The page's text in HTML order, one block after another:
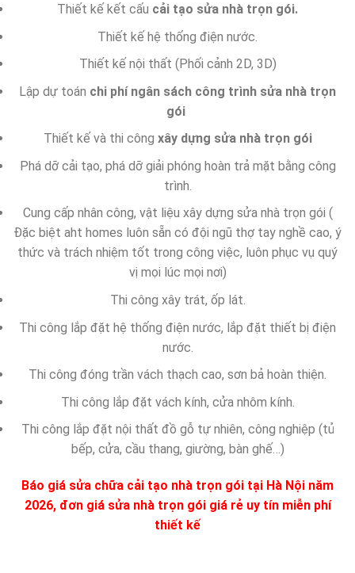
Thiết kế kết cấu cải tạo sửa nhà trọn gói.
Thiết kế hệ thống điện nước.
Thiết kế nội thất (Phối cảnh 2D, 3D)
Lập dự toán chi phí ngân sách công trình sửa nhà trọn
gói
Thiết kế và thi công xây dựng sửa nhà trọn gói
Phá dỡ cải tạo, phá dỡ giải phóng hoàn trả mặt bằng công
trình.
Cung cấp nhân công, vật liệu xây dựng sửa nhà trọn gói (
Đặc biệt aht homes luôn sẵn có đội ngũ thợ tay nghề cao, ý
thức và trách nhiệm tốt trong công việc, luôn phục vụ quý
vị mọi lúc mọi nơi)
Thi công xây trát, ốp lát.
Thi công lắp đặt hệ thống điện nước, lắp đặt thiết bị điện
nước.
Thi công đóng trần vách thạch cao, sơn bả hoàn thiện.
Thi công lắp đặt vách kính, cửa nhôm kính.
Thi công lắp đặt nội thất đồ gỗ tự nhiên, công nghiệp (tủ
bếp, cửa, cầu thang, giường, bàn ghế…)
Báo giá sửa chữa cải tạo nhà trọn gói tại Hà Nội năm
2026, đơn giá sửa nhà trọn gói giá rẻ uy tín miễn phí
thiết kế